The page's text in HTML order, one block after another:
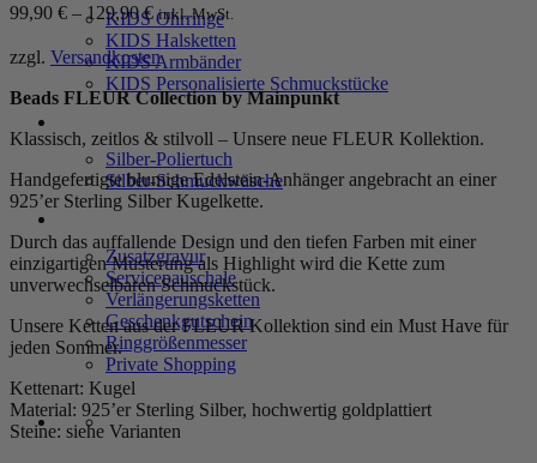
KIDS Ohrringe
KIDS Halsketten
KIDS Armbänder
KIDS Personalisierte Schmuckstücke
Silber-Poliertuch
Silber-Schmuckwäsche
Zusatzgravur
Servicepauschale
Verlängerungsketten
Geschenkgutschein
Ringgrößenmesser
Private Shopping
99,90 € – 129,90€ inkl. MwSt.
zzgl. Versandkosten
Beads FLEUR Collection by Mainpunkt
Klassisch, zeitlos & stilvoll – Unsere neue FLEUR Kollektion.
Handgefertigte blumige Edelstein-Anhänger angebracht an einer
925’er Sterling Silber Kugelkette.
Durch das auffallende Design und den tiefen Farben mit einer
einzigartigen Musterung als Highlight wird die Kette zum
unverwechselbaren Schmuckstück.
Unsere Ketten aus der FLEUR Kollektion sind ein Must Have für
jeden Sommer.
Kettenart: Kugel
Material: 925’er Sterling Silber, hochwertig goldplattiert
Steine: siehe Varianten